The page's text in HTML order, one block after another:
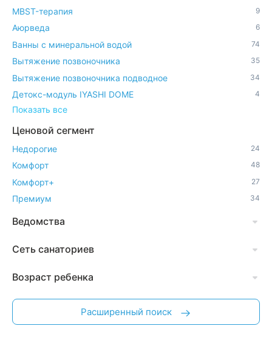
MBST-терапия 9
Аюрведа 6
Ванны с минеральной водой 74
Вытяжение позвоночника 35
Вытяжение позвоночника подводное 34
Детокс-модуль IYASHI DOME 4
Показать все
Ценовой сегмент
Недорогие 24
Комфорт 48
Комфорт+ 27
Премиум 34
Ведомства
Сеть санаториев
Возраст ребенка
Расширенный поиск